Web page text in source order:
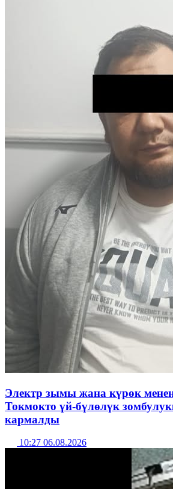
Электр зымы жана күрөк
Токмокто үй-бүлөлүк
кармалды
10:27 06.08.2026